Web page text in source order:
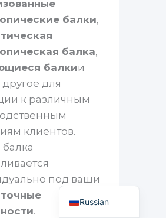
балки,
балка,
балкии
для
к различным
клиентов.
под ваши
точные
.
Russian
English
Portuguese